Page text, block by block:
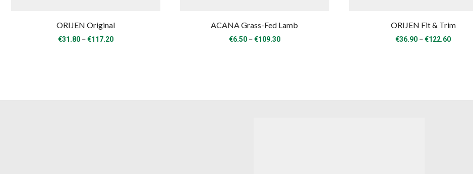
ORIJEN Original
€31.80 –€117.20Price
ACANA Grass-Fed Lamb
€6.50 – €109.30Price
ORIJEN Fit & Trim
€36.90 – €122.60Price